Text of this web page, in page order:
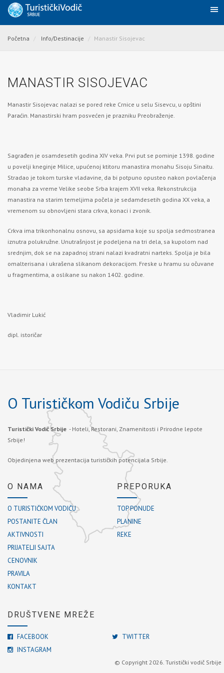
Početna Info/Destinacije Manastir Sisojevac
MANASTIR SISOJEVAC
Manastir Sisojevac nalazi se pored reke Crnice u selu Sisevcu, u opštini
Paraćin. Manastirski hram posvećen je prazniku Preobraženje.
Sagrađen je osamdesetih godina XIV veka. Prvi put se pominje 1398. godine
u povelji kneginje Milice, upućenoj ktitoru manastira monahu Sisoju Sinaitu.
Stradao je tokom turske vladavine, da bi potpuno opusteo nakon povlačenja
monaha za vreme Velike seobe Srba krajem XVII veka. Rekonstrukcija
manastira na starim temeljima počela je sedamdesetih godina XX veka, a
vremenom su obnovljeni stara crkva, konaci i zvonik.
Crkva ima trikonhonalnu osnovu, sa apsidama koje su spolja sedmostranea
iznutra polukružne. Unutrašnjost je podeljena na tri dela, sa kupolom nad
srednjim, dok se na zapadnoj strani nalazi kvadratni narteks. Spolja je bila
omalterisana i ukrašena slikanom dekoracijom. Freske u hramu su očuvane
u fragmentima, a oslikane su nakon 1402. godine.
Vladimir Lukić
dipl. istoričar
O Turističkom Vodiču Srbije
Turistički Vodič Srbije - Hoteli, Restorani, Znamenitosti i Prirodne lepote
Srbije!
Objedinjena web prezentacija turističkih potencijala Srbije.
O NAMA
O TURISTIČKOM VODIČU
POSTANITE ČLAN
AKTIVNOSTI
PRIJATELJI SAJTA
CENOVNIK
PRAVILA
KONTAKT
PREPORUKA
TOP PONUDE
PLANINE
REKE
DRUŠTVENE MREŽE
FACEBOOK
TWITTER
INSTAGRAM
© Copyright 2026. Turistički vodič Srbije